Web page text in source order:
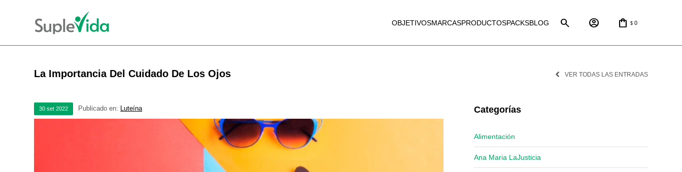
OBJETIVOSMARCASPRODUCTOSPACKSBLOG $ 0
La Importancia Del Cuidado De Los Ojos VER TODAS LAS ENTRADAS
30 set 2022 Publicado en: Luteína Categorías
Alimentación
Ana Maria LaJusticia